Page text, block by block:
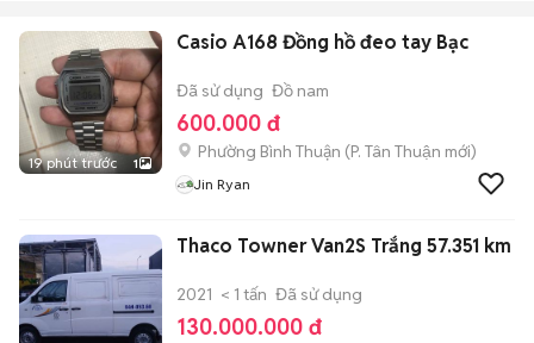
19 phút trước 1
Casio A168 Đồng hồ đeo tay Bạc
Đã sử dụng Đồ nam
600.000 đ
Phường Bình Thuận (P. Tân Thuận mới)
Jin Ryan
Thaco Towner Van2S Trắng 57.351 km
2021 < 1 tấn Đã sử dụng
130.000.000 đ